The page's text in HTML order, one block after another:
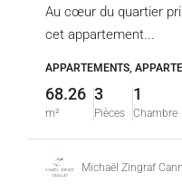
Au cœur du quartier
cet appartement...
APPARTEMENTS,
68.26
m²
3
Pièces
1
Chambre
Michaël Zingraf